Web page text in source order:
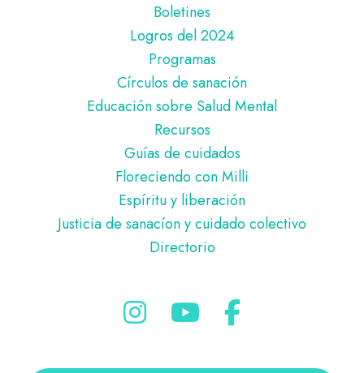
Boletines
Logros del 2024
Programas
Círculos de sanación
Educación sobre Salud Mental
Recursos
Guías de cuidados
Floreciendo con Milli
Espíritu y liberación
Justicia de sanacíon y cuidado colectivo
Directorio